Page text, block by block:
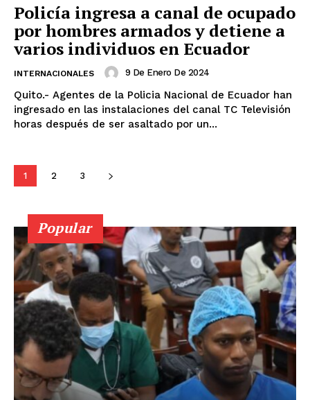
Policía ingresa a canal de ocupado
por hombres armados y detiene a
varios individuos en Ecuador
INTERNACIONALES 9 De Enero De 2024
Quito.- Agentes de la Policia Nacional de Ecuador han
ingresado en las instalaciones del canal TC Televisión
horas después de ser asaltado por un...
1 2 3
Popular